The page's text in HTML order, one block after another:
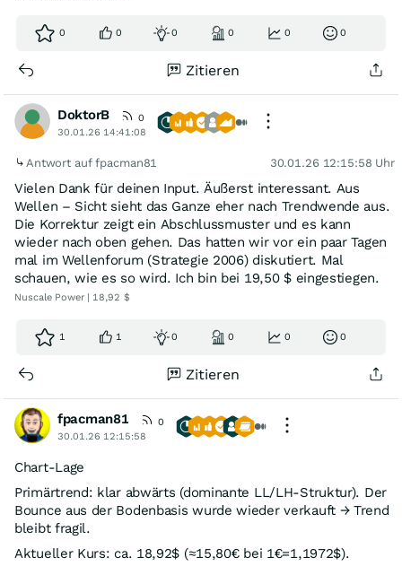
0 0 0 0 0 0
Zitieren
DoktorB
0
30.01.26 14:41:08
Antwort auf fpacman81 30.01.26 12:15:58 Uhr
Vielen Dank für deinen Input. Äußerst interessant. Aus
Wellen – Sicht sieht das Ganze eher nach Trendwende aus.
Die Korrektur zeigt ein Abschlussmuster und es kann
wieder nach oben gehen. Das hatten wir vor ein paar Tagen
mal im Wellenforum (Strategie 2006) diskutiert. Mal
schauen, wie es so wird. Ich bin bei 19,50 $ eingestiegen.
Nuscale Power | 18,92 $
1 1 0 0 0 0
Zitieren
fpacman81
0
30.01.26 12:15:58
Chart-Lage
Primärtrend: klar abwärts (dominante LL/LH-Struktur). Der
Bounce aus der Bodenbasis wurde wieder verkauft → Trend
bleibt fragil.
Aktueller Kurs: ca. 18,92$ (≈15,80€ bei 1€=1,1972$).